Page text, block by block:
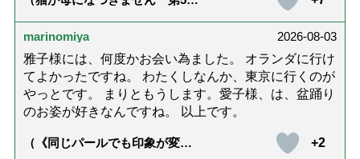
marinomiya
2026-08-03
雅子様には、何度かお会い為ました。 オランダに行け
てよかったですね。 わたくしなんか、東京に行くのが
やっとです。 まりともうします。愛子様、は、盆踊り
のお姿が好きなんですね。 以上です。
（《同じパールでも印象が変
+2